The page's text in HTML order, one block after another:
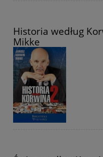
Historia według
Mikke